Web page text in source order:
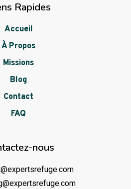
Rapides
Accueil
À Propos
Missions
Blog
Contact
FAQ
nous